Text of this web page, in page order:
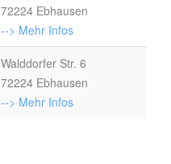
72224 Ebhausen
--> Mehr Infos
Walddorfer Str. 6
72224 Ebhausen
--> Mehr Infos